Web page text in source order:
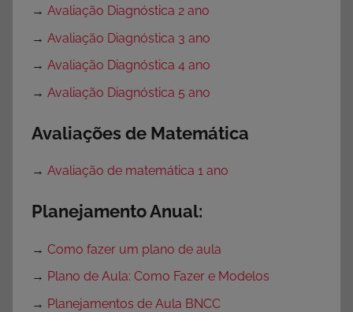
→ Avaliação Diagnóstica 2 ano
→ Avaliação Diagnóstica 3 ano
→ Avaliação Diagnóstica 4 ano
→ Avaliação Diagnóstica 5 ano
Avaliações de Matemática
→ Avaliação de matemática 1 ano
Planejamento Anual:
→ Como fazer um plano de aula
→ Plano de Aula: Como Fazer e Modelos
→ Planejamentos de Aula BNCC